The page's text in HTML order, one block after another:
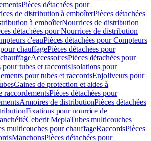
Pièces détachées pour
de distribution à emboîterPièces détachées
à emboîterNourrices de distribution
détachées pour Nourrices de distribution
d'eauPièces détachées pour Compteurs
chauffagePièces détachées pour
AccessoiresPièces détachées pour
pour tubes et raccordsIsolations pour
pour tubes et raccordsEnjoliveurs pour
Gaines de protection et aides à
raccordementsPièces détachées pour
Armoires de distributionPièces détachées
Fixations pour nourrice de
Geberit MeplaTubes multicouches
multicouches pour chauffageRaccordsPièces
ManchonsPièces détachées pour